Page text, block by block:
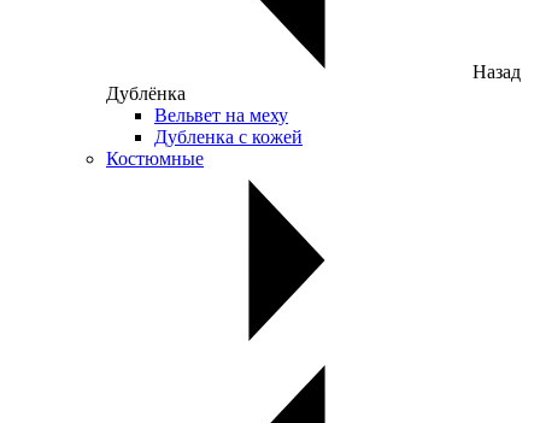
Назад
Дублёнка
Вельвет на меху
Дубленка с кожей
Костюмные